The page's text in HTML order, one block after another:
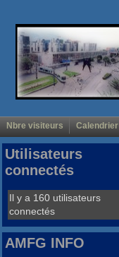
Nbre visiteurs Calendrier
Utilisateurs
connectés
Il y a 160 utilisateurs
connectés
AMFG INFO